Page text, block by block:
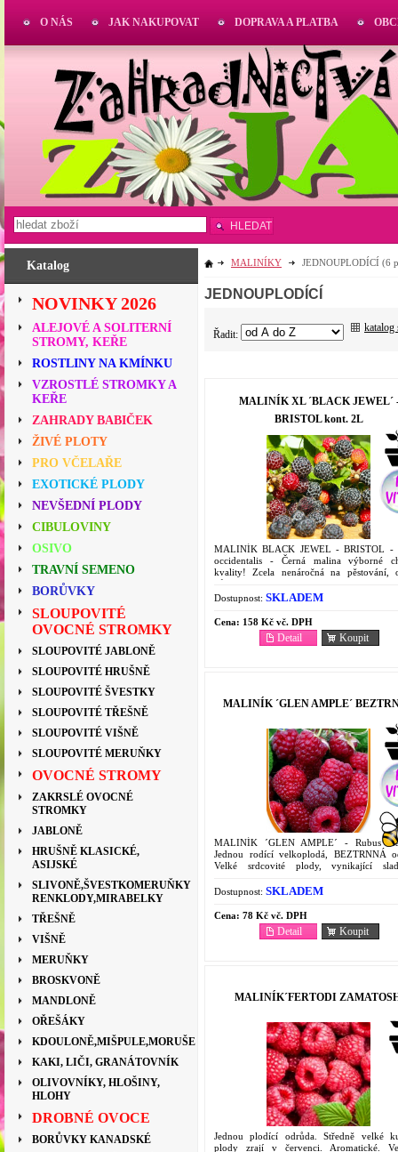
Katalog
NOVINKY 2026
ALEJOVÉ A SOLITERNÍ
STROMY, KEŘE
ROSTLINY NA KMÍNKU
VZROSTLÉ STROMKY A
KEŘE
ZAHRADY BABIČEK
ŽIVÉ PLOTY
PRO VČELAŘE
EXOTICKÉ PLODY
NEVŠEDNÍ PLODY
CIBULOVINY
OSIVO
TRAVNÍ SEMENO
BORŮVKY
SLOUPOVITÉ
OVOCNÉ STROMKY
SLOUPOVITÉ JABLONĚ
SLOUPOVITÉ HRUŠNĚ
SLOUPOVITÉ ŠVESTKY
SLOUPOVITÉ TŘEŠNĚ
SLOUPOVITÉ VIŠNĚ
SLOUPOVITÉ MERUŇKY
OVOCNÉ STROMY
ZAKRSLÉ OVOCNÉ
STROMKY
JABLONĚ
HRUŠNĚ KLASICKÉ,
ASIJSKÉ
SLIVONĚ,ŠVESTKOMERUŇKY
RENKLODY,MIRABELKY
TŘEŠNĚ
VIŠNĚ
MERUŇKY
BROSKVONĚ
MANDLONĚ
OŘEŠÁKY
KDOULONĚ,MIŠPULE,MORUŠE
KAKI, LIČI, GRANÁTOVNÍK
OLIVOVNÍKY, HLOŠINY,
HLOHY
DROBNÉ OVOCE
BORŮVKY KANADSKÉ
MALINÍKY JEDNOUPLODÍCÍ (6
JEDNOUPLODÍCÍ
Řadit:
katalog
MALINÍK XL ´BLACK JEWEL´
BRISTOL kont. 2L
MALINÍK BLACK JEWEL - BRISTOL -
occidentalis - Černá malina výborné
kvality! Zcela nenáročná na pěstování,
vůči nemocem a mrazu. V kontejneru 2L.
Dostupnost: SKLADEM
Cena: 158 Kč vč. DPH
Koupit
Detail
MALINÍK ´GLEN AMPLE´
MALINÍK ´GLEN AMPLE´ - Rubus
Jednou rodící velkoplodá, BEZTRNNÁ
Velké srdcovité plody, vynikající
Dostupnost: SKLADEM
Cena: 78 Kč vč. DPH
Koupit
Detail
MALINÍK´FERTODI
Jednou plodící odrůda. Středně velké
plody zrají v červenci. Aromatické.
O NÁS JAK NAKUPOVAT DOPRAVA A PLATBA
HLEDAT